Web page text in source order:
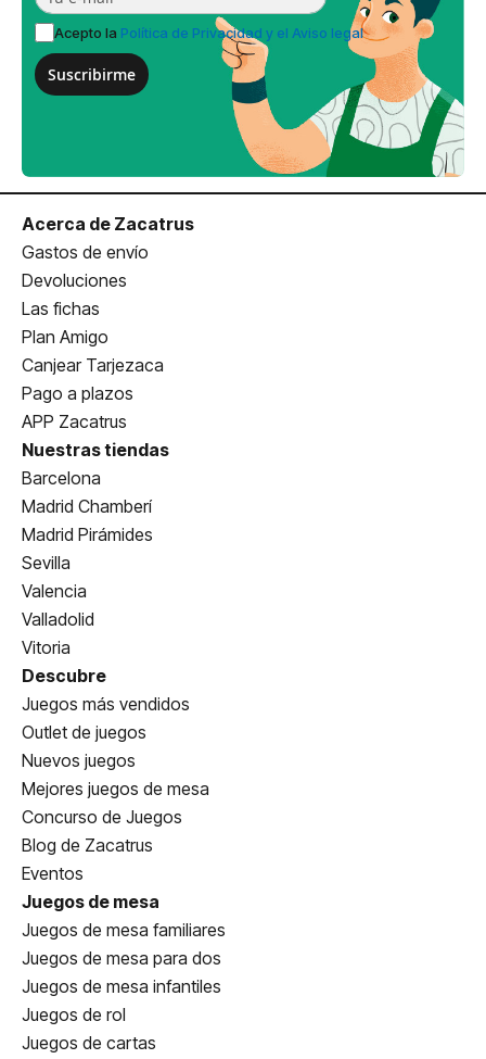
Acepto la Política de Privacidad y el Aviso legal
Suscribirme
Acerca de Zacatrus
Gastos de envío
Devoluciones
Las fichas
Plan Amigo
Canjear Tarjezaca
Pago a plazos
APP Zacatrus
Nuestras tiendas
Barcelona
Madrid Chamberí
Madrid Pirámides
Sevilla
Valencia
Valladolid
Vitoria
Descubre
Juegos más vendidos
Outlet de juegos
Nuevos juegos
Mejores juegos de mesa
Concurso de Juegos
Blog de Zacatrus
Eventos
Juegos de mesa
Juegos de mesa familiares
Juegos de mesa para dos
Juegos de mesa infantiles
Juegos de rol
Juegos de cartas